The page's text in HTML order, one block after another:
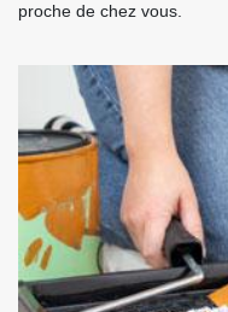
proche de chez vous.